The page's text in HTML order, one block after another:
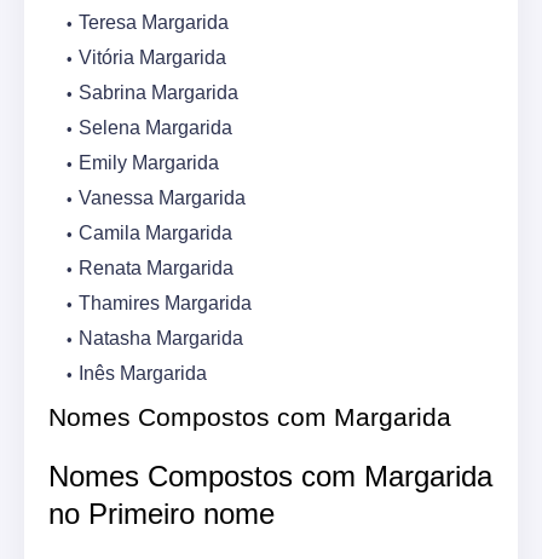
Teresa Margarida
Vitória Margarida
Sabrina Margarida
Selena Margarida
Emily Margarida
Vanessa Margarida
Camila Margarida
Renata Margarida
Thamires Margarida
Natasha Margarida
Inês Margarida
Nomes Compostos com Margarida
Nomes Compostos com Margarida
no Primeiro nome